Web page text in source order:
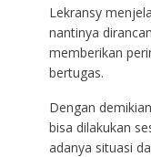
Lekransy
nantinya
memberikan
bertugas.
Dengan
bisa dilakukan
adanya situasi